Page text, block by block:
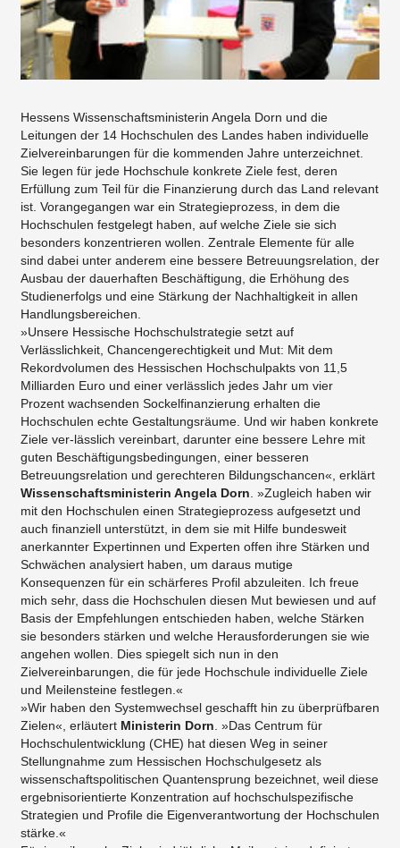
Hessens Wissenschaftsministerin Angela Dorn und die
Leitungen der 14 Hochschulen des Landes haben individuelle
Zielvereinbarungen für die kommenden Jahre unterzeichnet.
Sie legen für jede Hochschule konkrete Ziele fest, deren
Erfüllung zum Teil für die Finanzierung durch das Land relevant
ist. Vorangegangen war ein Strategieprozess, in dem die
Hochschulen festgelegt haben, auf welche Ziele sie sich
besonders konzentrieren wollen. Zentrale Elemente für alle
sind dabei unter anderem eine bessere Betreuungsrelation, der
Ausbau der dauerhaften Beschäftigung, die Erhöhung des
Studienerfolgs und eine Stärkung der Nachhaltigkeit in allen
Handlungsbereichen.
»Unsere Hessische Hochschulstrategie setzt auf
Verlässlichkeit, Chancengerechtigkeit und Mut: Mit dem
Rekordvolumen des Hessischen Hochschulpakts von 11,5
Milliarden Euro und einer verlässlich jedes Jahr um vier
Prozent wachsenden Sockelfinanzierung erhalten die
Hochschulen echte Gestaltungsräume. Und wir haben konkrete
Ziele ver-lässlich vereinbart, darunter eine bessere Lehre mit
guten Beschäftigungsbedingungen, einer besseren
Betreuungsrelation und gerechteren Bildungschancen«, erklärt
Wissenschaftsministerin Angela Dorn . »Zugleich haben wir
mit den Hochschulen einen Strategieprozess aufgesetzt und
auch finanziell unterstützt, in dem sie mit Hilfe bundesweit
anerkannter Expertinnen und Experten offen ihre Stärken und
Schwächen analysiert haben, um daraus mutige
Konsequenzen für ein schärferes Profil abzuleiten. Ich freue
mich sehr, dass die Hochschulen diesen Mut bewiesen und auf
Basis der Empfehlungen entschieden haben, welche Stärken
sie besonders stärken und welche Herausforderungen sie wie
angehen wollen. Dies spiegelt sich nun in den
Zielvereinbarungen, die für jede Hochschule individuelle Ziele
und Meilensteine festlegen.«
»Wir haben den Systemwechsel geschafft hin zu überprüfbaren
Zielen«, erläutert Ministerin Dorn . »Das Centrum für
Hochschulentwicklung (CHE) hat diesen Weg in seiner
Stellungnahme zum Hessischen Hochschulgesetz als
wissenschaftspolitischen Quantensprung bezeichnet, weil diese
ergebnisorientierte Konzentration auf hochschulspezifische
Strategien und Profile die Eigenverantwortung der Hochschulen
stärke.«